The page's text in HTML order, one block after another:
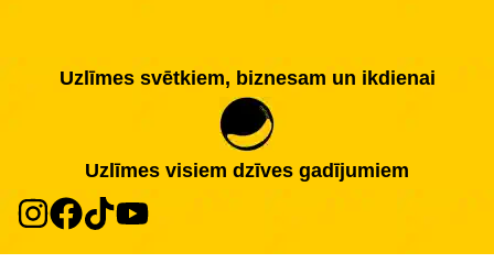
Uzlīmes svētkiem, biznesam un ikdienai
Uzlīmes visiem dzīves gadījumiem